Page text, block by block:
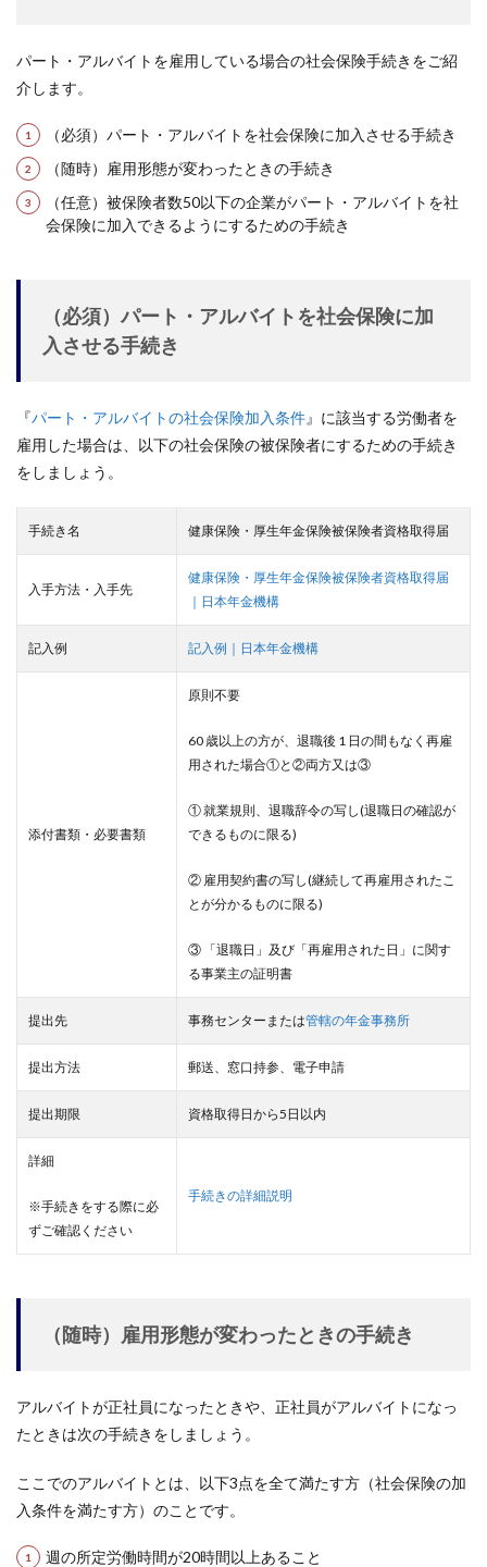
パート・アルバイトを雇用している場合の社会保険手続きをご紹
介します。
（必須）パート・アルバイトを社会保険に加入させる手続き
（随時）雇用形態が変わったときの手続き
（任意）被保険者数50以下の企業がパート・アルバイトを社
会保険に加入できるようにするための手続き
（必須）パート・アルバイトを社会保険に加
入させる手続き
『パート・アルバイトの社会保険加入条件』に該当する労働者を
雇用した場合は、以下の社会保険の被保険者にするための手続き
をしましょう。
手続き名 健康保険・厚生年金保険被保険者資格取得届
入手方法・入手先
健康保険・厚生年金保険被保険者資格取得届
｜日本年金機構
記入例 記入例｜日本年金機構
添付書類・必要書類
原則不要
60 歳以上の方が、退職後 1 日の間もなく再雇
用された場合①と②両方又は③
① 就業規則、退職辞令の写し(退職日の確認が
できるものに限る)
② 雇用契約書の写し(継続して再雇用されたこ
とが分かるものに限る)
③ 「退職日」及び「再雇用された日」に関す
る事業主の証明書
提出先 事務センターまたは管轄の年金事務所
提出方法 郵送、窓口持参、電子申請
提出期限 資格取得日から5日以内
詳細
※手続きをする際に必
ずご確認ください
手続きの詳細説明
（随時）雇用形態が変わったときの手続き
アルバイトが正社員になったときや、正社員がアルバイトになっ
たときは次の手続きをしましょう。
ここでのアルバイトとは、以下3点を全て満たす方（社会保険の加
入条件を満たす方）のことです。
週の所定労働時間が20時間以上あること